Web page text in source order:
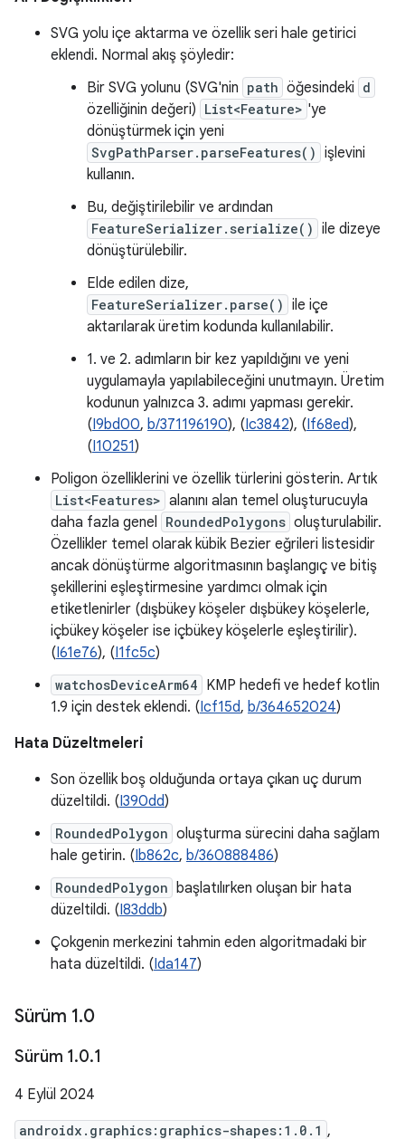
SVG yolu içe aktarma ve özellik seri hale getirici
eklendi. Normal akış şöyledir:
Bir SVG yolunu (SVG'nin path öğesindeki d
özelliğinin değeri) List<Feature> 'ye
dönüştürmek için yeni
SvgPathParser.parseFeatures() işlevini
kullanın.
Bu, değiştirilebilir ve ardından
FeatureSerializer.serialize() ile dizeye
dönüştürülebilir.
Elde edilen dize,
FeatureSerializer.parse() ile içe
aktarılarak üretim kodunda kullanılabilir.
1. ve 2. adımların bir kez yapıldığını ve yeni
uygulamayla yapılabileceğini unutmayın. Üretim
kodunun yalnızca 3. adımı yapması gerekir.
(I9bd00, b/371196190), (Ic3842), (If68ed),
(I10251)
Poligon özelliklerini ve özellik türlerini gösterin. Artık
List<Features> alanını alan temel oluşturucuyla
daha fazla genel RoundedPolygons oluşturulabilir.
Özellikler temel olarak kübik Bezier eğrileri listesidir
ancak dönüştürme algoritmasının başlangıç ve bitiş
şekillerini eşleştirmesine yardımcı olmak için
etiketlenirler (dışbükey köşeler dışbükey köşelerle,
içbükey köşeler ise içbükey köşelerle eşleştirilir).
(I61e76), (I1fc5c)
watchosDeviceArm64 KMP hedefi ve hedef kotlin
1.9 için destek eklendi. (Icf15d, b/364652024)
Hata Düzeltmeleri
Son özellik boş olduğunda ortaya çıkan uç durum
düzeltildi. (I390dd)
RoundedPolygon oluşturma sürecini daha sağlam
hale getirin. (Ib862c, b/360888486)
RoundedPolygon başlatılırken oluşan bir hata
düzeltildi. (I83ddb)
Çokgenin merkezini tahmin eden algoritmadaki bir
hata düzeltildi. (Ida147)
Sürüm 1.0
Sürüm 1.0.1
4 Eylül 2024
androidx.graphics:graphics-shapes:1.0.1 ,